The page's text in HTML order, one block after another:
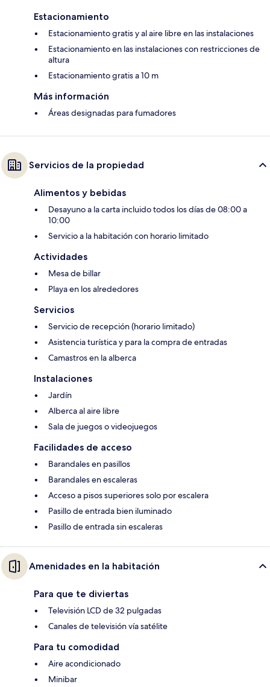
Estacionamiento
Estacionamiento gratis y al aire libre en las instalaciones
Estacionamiento en las instalaciones con restricciones de
altura
Estacionamiento gratis a 10 m
Más información
Áreas designadas para fumadores
Servicios de la propiedad
Alimentos y bebidas
Desayuno a la carta incluido todos los días de 08:00 a
10:00
Servicio a la habitación con horario limitado
Actividades
Mesa de billar
Playa en los alrededores
Servicios
Servicio de recepción (horario limitado)
Asistencia turística y para la compra de entradas
Camastros en la alberca
Instalaciones
Jardín
Alberca al aire libre
Sala de juegos o videojuegos
Facilidades de acceso
Barandales en pasillos
Barandales en escaleras
Acceso a pisos superiores solo por escalera
Pasillo de entrada bien iluminado
Pasillo de entrada sin escaleras
Amenidades en la habitación
Para que te diviertas
Televisión LCD de 32 pulgadas
Canales de televisión vía satélite
Para tu comodidad
Aire acondicionado
Minibar